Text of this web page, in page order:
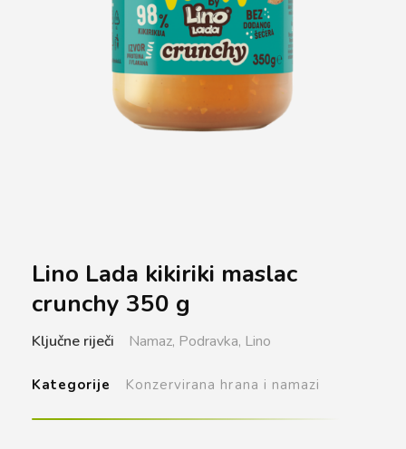
Lino Lada kikiriki maslac
crunchy 350 g
Ključne riječi Namaz, Podravka, Lino
Kategorije Konzervirana hrana i namazi